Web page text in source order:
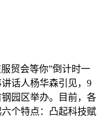
贸会等你”倒计时一
话人杨华森引见，9
园区举办。目前，各
个特点：凸起科技赋